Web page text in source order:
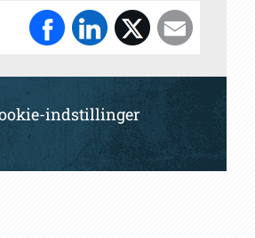
indstillinger